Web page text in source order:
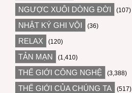
NGƯỢC XUÔI DÒNG ĐỜI (107)
NHẬT KÝ GHI VỘI (36)
RELAX (120)
TẢN MẠN (1,410)
THẾ GIỚI CÔNG NGHỆ (3,388)
THẾ GIỚI CỦA CHÚNG TA (517)